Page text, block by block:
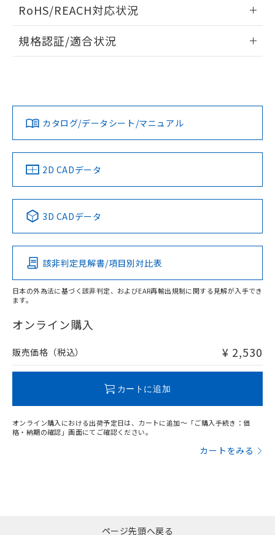
ドすることができます。
ログイン/会員登録
ダウンロードデータをご利用いただく前に、以下を必ずお読
みください。
ソフトウェアの使用条件
RoHS/REACH対応状況
EU RoHS 注意事項・凡例
対応済み
中国 RoHS 注意事項・凡例
Pb Hg Cd Cr(VI)
O
在庫等で未対応品が混在する可能性があります。
問い合わせください。
規格認証/適合状況
LR型式承認
（イギリス
船舶規格）
DNV型式承認
（ノルウェー
BV型式承認
（フランス
KR型式
（韓国
No No No No
この製品の規格認証/適合状況ページへ
その他の認証はこちらのページからご検索ください
カタログ/データシート/マニュアル
2D CADデータ
3D CADデータ
該非判定見解書/項目別対比表
日本の外為法に基づく該非判定、およびEAR再輸出規制に関する見解が入手でき
ます。
オンライン購入
販売価格（税込） ¥ 2,530
カートに追加
オンライン購入における出荷予定日は、カートに追加～「ご購入手続き：価
格・納期の確認」画面にてご確認ください。
カートをみる
ページ先頭へ戻る